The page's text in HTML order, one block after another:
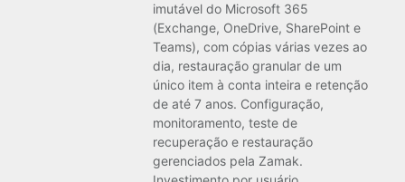
imutável do Microsoft 365
(Exchange, OneDrive, SharePoint e
Teams), com cópias várias vezes ao
dia, restauração granular de um
único item à conta inteira e retenção
de até 7 anos. Configuração,
monitoramento, teste de
recuperação e restauração
gerenciados pela Zamak.